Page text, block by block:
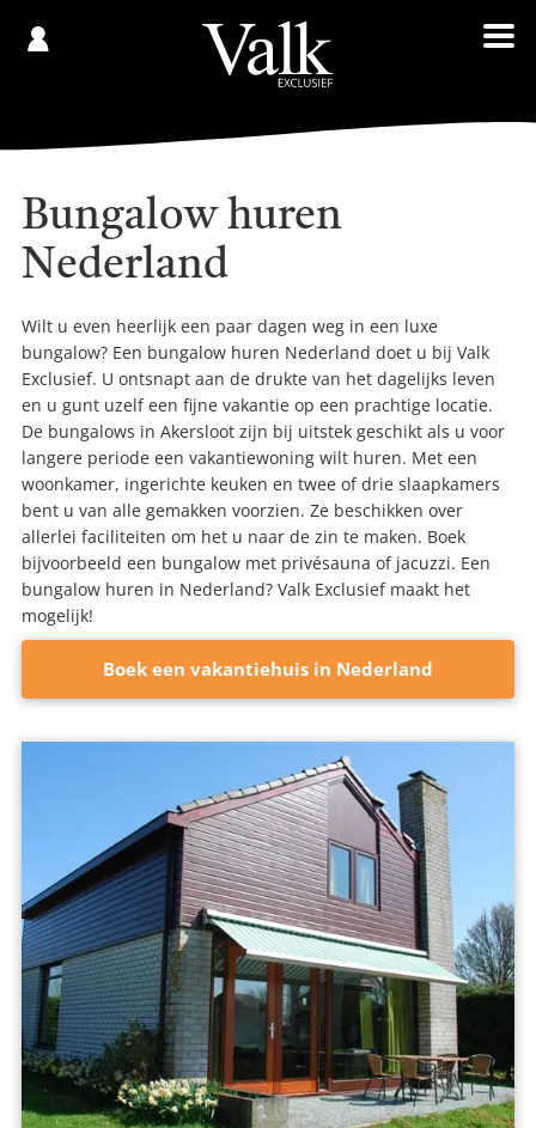
Bungalow huren
Nederland
Wilt u even heerlijk een paar dagen weg in een luxe
bungalow? Een bungalow huren Nederland doet u bij Valk
Exclusief. U ontsnapt aan de drukte van het dagelijks leven
en u gunt uzelf een fijne vakantie op een prachtige locatie.
De bungalows in Akersloot zijn bij uitstek geschikt als u voor
langere periode een vakantiewoning wilt huren. Met een
woonkamer, ingerichte keuken en twee of drie slaapkamers
bent u van alle gemakken voorzien. Ze beschikken over
allerlei faciliteiten om het u naar de zin te maken. Boek
bijvoorbeeld een bungalow met privésauna of jacuzzi. Een
bungalow huren in Nederland? Valk Exclusief maakt het
mogelijk!
Boek een vakantiehuis in Nederland